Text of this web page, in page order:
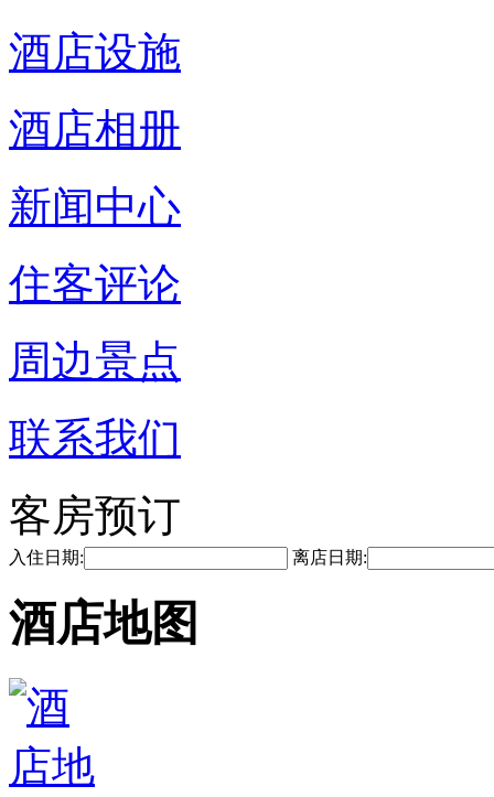
酒店设施
酒店相册
新闻中心
住客评论
周边景点
联系我们
客房预订
入住日期: 离店日期:
酒店地图